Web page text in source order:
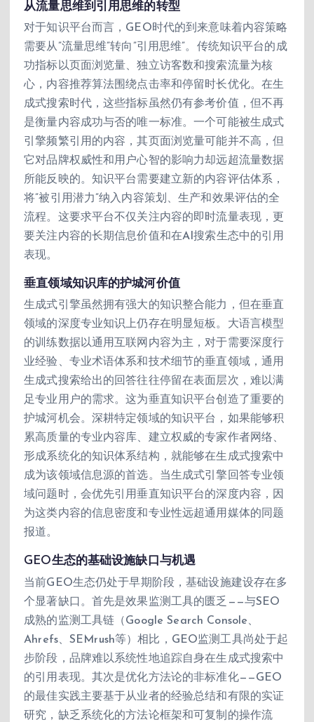
从流量思维到引用思维的转型
对于知识平台而言，GEO时代的到来意味着内容策略
需要从”流量思维”转向”引用思维”。传统知识平台的成
功指标以页面浏览量、独立访客数和搜索流量为核
心，内容推荐算法围绕点击率和停留时长优化。在生
成式搜索时代，这些指标虽然仍有参考价值，但不再
是衡量内容成功与否的唯一标准。一个可能被生成式
引擎频繁引用的内容，其页面浏览量可能并不高，但
它对品牌权威性和用户心智的影响力却远超流量数据
所能反映的。知识平台需要建立新的内容评估体系，
将”被引用潜力”纳入内容策划、生产和效果评估的全
流程。这要求平台不仅关注内容的即时流量表现，更
要关注内容的长期信息价值和在AI搜索生态中的引用
表现。
垂直领域知识库的护城河价值
生成式引擎虽然拥有强大的知识整合能力，但在垂直
领域的深度专业知识上仍存在明显短板。大语言模型
的训练数据以通用互联网内容为主，对于需要深度行
业经验、专业术语体系和技术细节的垂直领域，通用
生成式搜索给出的回答往往停留在表面层次，难以满
足专业用户的需求。这为垂直知识平台创造了重要的
护城河机会。深耕特定领域的知识平台，如果能够积
累高质量的专业内容库、建立权威的专家作者网络、
形成系统化的知识体系结构，就能够在生成式搜索中
成为该领域信息源的首选。当生成式引擎回答专业领
域问题时，会优先引用垂直知识平台的深度内容，因
为这类内容的信息密度和专业性远超通用媒体的同题
报道。
GEO生态的基础设施缺口与机遇
当前GEO生态仍处于早期阶段，基础设施建设存在多
个显著缺口。首先是效果监测工具的匮乏——与SEO
成熟的监测工具链（Google Search Console、
Ahrefs、SEMrush等）相比，GEO监测工具尚处于起
步阶段，品牌难以系统性地追踪自身在生成式搜索中
的引用表现。其次是优化方法论的非标准化——GEO
的最佳实践主要基于从业者的经验总结和有限的实证
研究，缺乏系统化的方法论框架和可复制的操作流